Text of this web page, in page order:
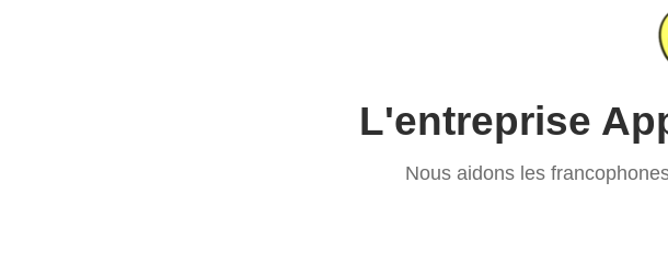
L'entreprise
Nous aidons les